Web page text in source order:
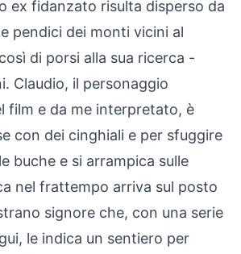
ex fidanzato risulta disperso da
pendici dei monti vicini al
di porsi alla sua ricerca -
Claudio, il personaggio
film e da me interpretato, è
con dei cinghiali e per sfuggire
buche e si arrampica sulle
nel frattempo arriva sul posto
signore che, con una serie
le indica un sentiero per